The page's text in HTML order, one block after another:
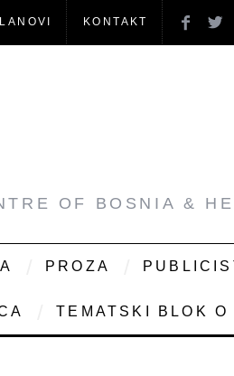
KONTAKT
OF BOSNIA &
PROZA
TEMATSKI BLOK O